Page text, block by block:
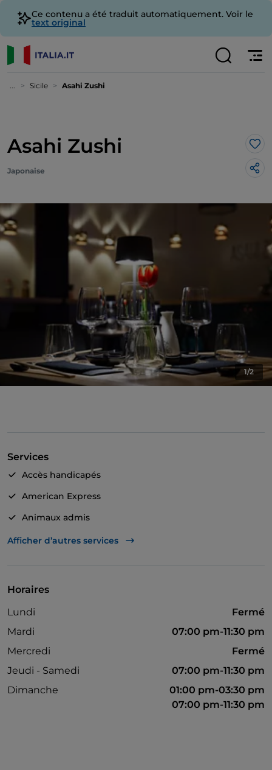
Ce contenu a été traduit automatiquement. Voir le
text original
... Sicile Asahi Zushi
Asahi Zushi
Japonaise
1/2
Services
Accès handicapés
American Express
Animaux admis
Plats à emporter
Mastercard
Visa
Wi-Fi
Afficher d’autres services
Horaires
Lundi
Fermé
Mardi
07:00 pm-11:30 pm
Mercredi
Fermé
Jeudi - Samedi
07:00 pm-11:30 pm
Dimanche
01:00 pm-03:30 pm
07:00 pm-11:30 pm